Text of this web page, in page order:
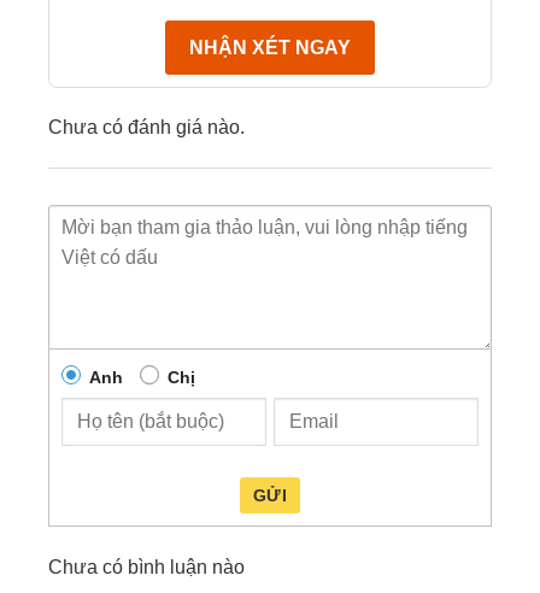
NHẬN XÉT NGAY
Chưa có đánh giá nào.
Anh Chị
GỬI
Chưa có bình luận nào